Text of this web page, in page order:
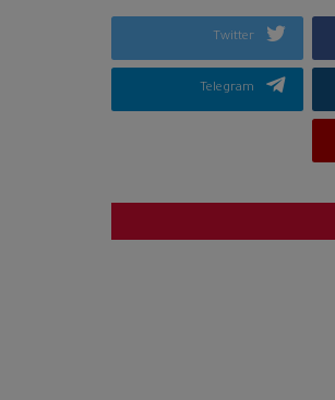
Twitter
Telegram